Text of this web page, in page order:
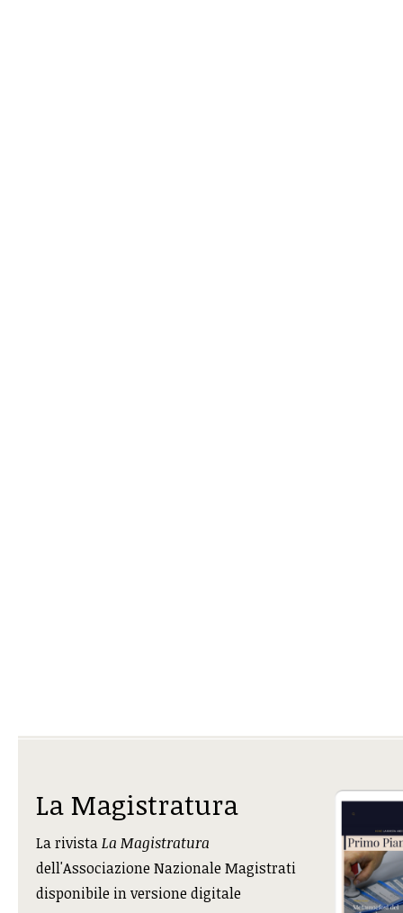
La Magistratura
La rivistaLa Magistratura
dell'Associazione Nazionale Magistrati
disponibile in versione digitale